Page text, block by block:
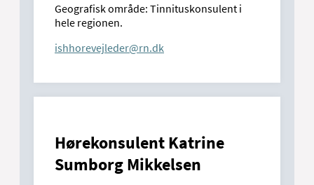
Geografisk område: Tinnituskonsulent i
hele regionen.
ishhorevejleder@rn.dk
Hørekonsulent Katrine
Sumborg Mikkelsen